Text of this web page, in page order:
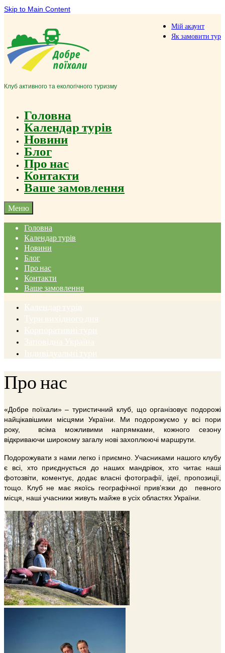
Skip to Main Content
Мій акаунт
Як замовити тур
Клуб активного та екологічного туризму
Головна
Календар турів
Новини
Блог
Про нас
Контакти
Ваше замовлення
Меню
Головна
Календар турів
Новини
Блог
Про нас
Контакти
Ваше замовлення
Календар турів
Тури вихідного дня
Корпоративні тури
Заповідна Україна
Індивідуальні тури
Про нас
«Добре поїхали» – туристичний клуб, що організовує подорожі
найцікавішими місцями України. Ми подорожуємо у всі пори
року, всіма можливими напрямками, кожного сезону
відкриваючи широкому загалу нові захоплюючі маршрути.
Подорожувати з нами легко і приємно. Учасниками нашого клубу
є всі, хто приєднується до наших мандрівок, хто читає наші
фотозвіти, коментує, додає власні фотографії, ідеї, пропозиції,
тощо. Клуб не має якоїсь географічної прив’язки до певного
місця, наші учасники живуть майже в усіх областях України.